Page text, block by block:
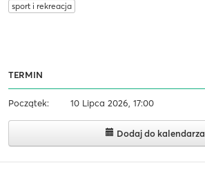
sport i rekreacja
TERMIN
Początek: 10 Lipca 2026, 17:00
Dodaj do kalendarza